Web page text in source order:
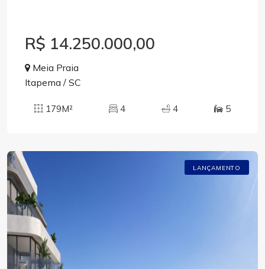
R$ 14.250.000,00
Meia Praia
Itapema / SC
179M² 4 4 5
LANÇAMENTO